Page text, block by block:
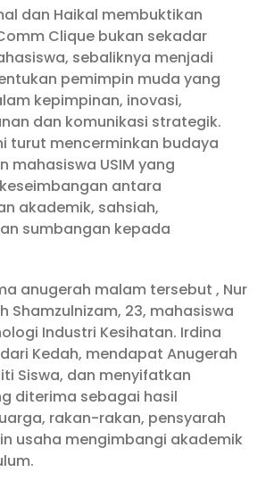
dan Haikal membuktikan
Clique bukan sekadar
sebaliknya menjadi
pemimpin muda yang
kepimpinan, inovasi,
dan komunikasi strategik.
turut mencerminkan budaya
mahasiswa USIM yang
antara
akademik, sahsiah,
sumbangan kepada
anugerah malam tersebut , Nur
Shamzulnizam, 23, mahasiswa
Industri Kesihatan. Irdina
Kedah, mendapat Anugerah
Siswa, dan menyifatkan
diterima sebagai hasil
rakan-rakan, pensyarah
usaha mengimbangi akademik